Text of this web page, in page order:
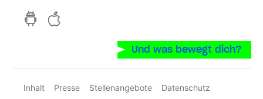
hvv switch App auf GooglePlay
Und was bewegt dich?
Inhalt Presse Stellenangebote
Datenschutz